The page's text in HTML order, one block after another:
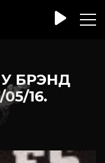
БРЭНД
16.